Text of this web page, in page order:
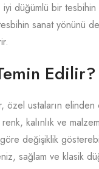
iyi düğümlü bir
sanat yönünü
Edilir?
özel ustaların
kalınlık ve
değişiklik
sağlam ve klasik